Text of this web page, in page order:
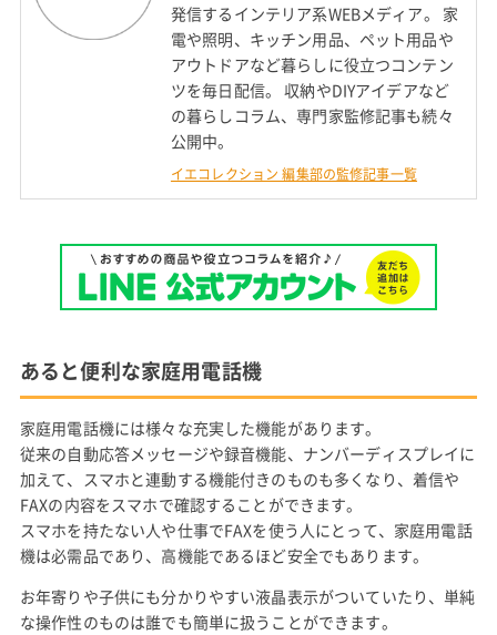
発信するインテリア系WEBメディア。 家
電や照明、キッチン用品、ペット用品や
アウトドアなど暮らしに役立つコンテン
ツを毎日配信。 収納やDIYアイデアなど
の暮らしコラム、専門家監修記事も続々
公開中。
イエコレクション 編集部の監修記事一覧
あると便利な家庭用電話機
家庭用電話機には様々な充実した機能があります。
従来の自動応答メッセージや録音機能、ナンバーディスプレイに
加えて、スマホと連動する機能付きのものも多くなり、着信や
FAXの内容をスマホで確認することができます。
スマホを持たない人や仕事でFAXを使う人にとって、家庭用電話
機は必需品であり、高機能であるほど安全でもあります。
お年寄りや子供にも分かりやすい液晶表示がついていたり、単純
な操作性のものは誰でも簡単に扱うことができます。